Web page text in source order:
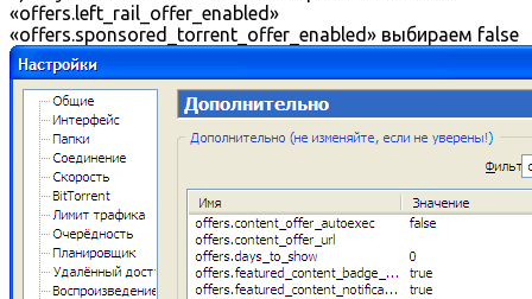
«offers.left_rail_offer_enabled»
«offers.sponsored_torrent_offer_enabled» выбираем false